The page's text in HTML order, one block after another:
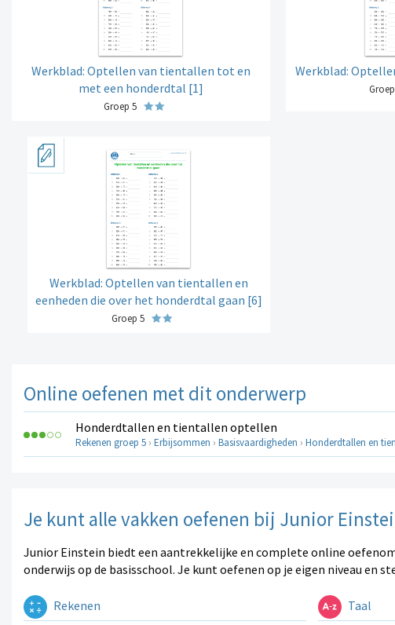
Werkblad: Optellen van tientallen tot en
met een honderdtal [1]
Groep 5
Werkblad:
Werkblad: Optellen van tientallen en
eenheden die over het honderdtal gaan [6]
Groep 5
Online oefenen met dit onderwerp
Honderdtallen en tientallen optellen
Rekenen groep 5 › Erbijsommen › Basisvaardigheden › Honderdtallen en
Je kunt alle vakken oefenen bij Junior
Junior Einstein biedt een aantrekkelijke en complete online
onderwijs op de basisschool. Je kunt oefenen op je eigen niveau en
Rekenen Taal